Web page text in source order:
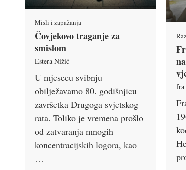
Misli i zapažanja
Čovjekovo traganje za
smislom
Estera Nižić
U mjesecu svibnju
obilježavamo 80. godišnjicu
završetka Drugoga svjetskog
rata. Toliko je vremena prošlo
od zatvaranja mnogih
koncentracijskih logora, kao
…